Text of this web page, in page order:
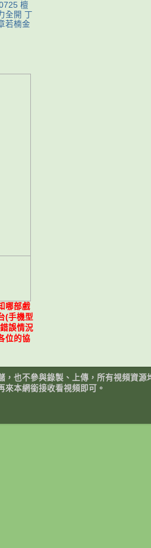
檀
全開 丁
若楠金
哪部戲
(手機型
誤情況
位的協
，也不參與錄製、上傳，所有視頻資
來本網銜接收看視頻即可。